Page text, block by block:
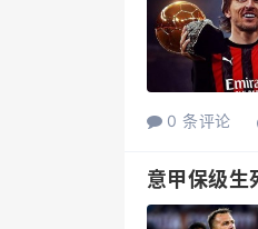
0 条评论
意甲保级生